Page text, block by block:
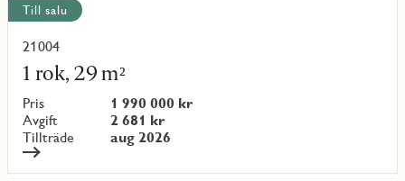
Visa
alla
objekt
Till salu
21004
1 rok, 29 m²
Pris
1 990 000 kr
Avgift
2 681 kr
Tillträde
aug 2026
Läs
mer
om
objekt
{objectNumber}